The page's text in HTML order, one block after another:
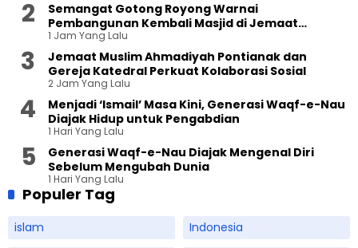
Semangat Gotong Royong Warnai
Pembangunan Kembali Masjid di Jemaat
Ahmadiyah Sukapura
1 Jam Yang Lalu
Jemaat Muslim Ahmadiyah Pontianak dan
Gereja Katedral Perkuat Kolaborasi Sosial
2 Jam Yang Lalu
Menjadi ‘Ismail’ Masa Kini, Generasi Waqf-e-Nau
Diajak Hidup untuk Pengabdian
1 Hari Yang Lalu
Generasi Waqf-e-Nau Diajak Mengenal Diri
Sebelum Mengubah Dunia
1 Hari Yang Lalu
Populer Tag
islam
Indonesia